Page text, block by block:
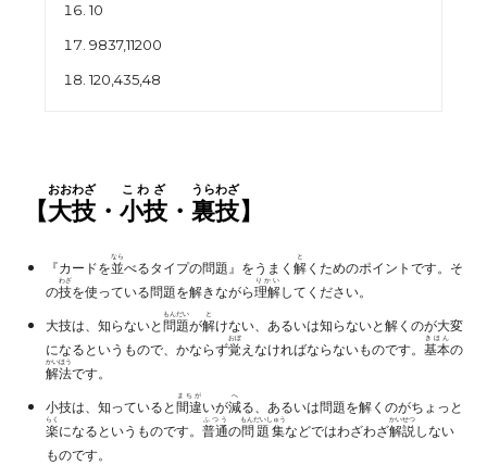
10
9837,11200
120,435,48
【大技
おおわざ
・ 小技
こわざ
・ 裏技
うらわざ
】
『カードを並
なら
べるタイプの問題』をうまく 解
と
くためのポイントです。そ
の技
わざ
を使っている問題を解きながら理解
りかい
してください。
大技は、知らないと 問題
もんだい
が解
と
けない、あるいは知らないと解くのが大変
になるというもので、かならず覚
おぼ
えなければならないものです。 基本
きほん
の
解法
かいほう
です。
小技は、知っていると 間違
まちが
いが減
へ
る、あるいは問題を解くのがちょっと
楽
らく
になるというものです。 普通
ふつう
の問題集
もんだいしゅう
などではわざわざ解説
かいせつ
しない
ものです。